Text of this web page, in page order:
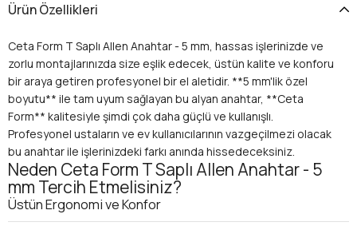
Ürün Özellikleri
Ceta Form T Saplı Allen Anahtar - 5 mm, hassas işlerinizde ve
zorlu montajlarınızda size eşlik edecek, üstün kalite ve konforu
bir araya getiren profesyonel bir el aletidir. **5 mm'lik özel
boyutu** ile tam uyum sağlayan bu alyan anahtar, **Ceta
Form** kalitesiyle şimdi çok daha güçlü ve kullanışlı.
Profesyonel ustaların ve ev kullanıcılarının vazgeçilmezi olacak
bu anahtar ile işlerinizdeki farkı anında hissedeceksiniz.
Neden Ceta Form T Saplı Allen Anahtar - 5
mm Tercih Etmelisiniz?
Üstün Ergonomi ve Konfor
T Saplı Tasarım:Ergonomik T sapı sayesinde, daha az